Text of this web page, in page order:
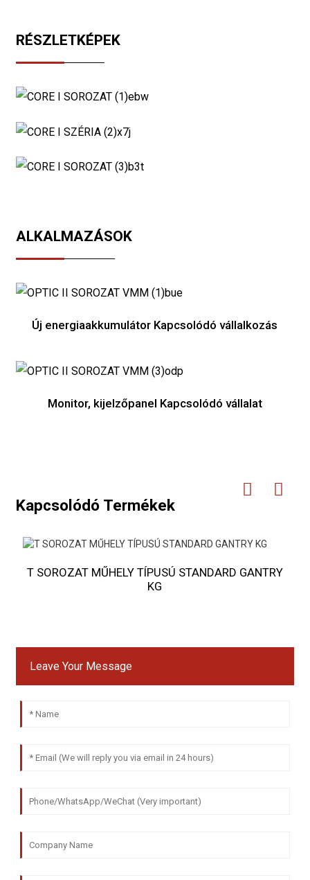
RÉSZLETKÉPEK
ALKALMAZÁSOK
Új energiaakkumulátor Kapcsolódó vállalkozás
Monitor, kijelzőpanel Kapcsolódó vállalat
Kapcsolódó Termékek
T SOROZAT MŰHELY TÍPUSÚ STANDARD GANTRY
KG
Leave Your Message